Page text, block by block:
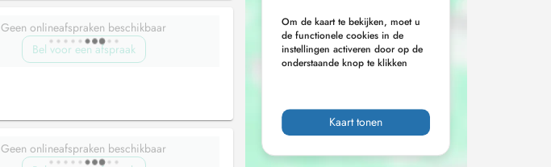
Geen onlineafspraken beschikbaar
Bel voor een afspraak
Geen onlineafspraken beschikbaar
Om de kaart te bekijken, moet u
de functionele cookies in de
instellingen activeren door op de
onderstaande knop te klikken
Kaart tonen